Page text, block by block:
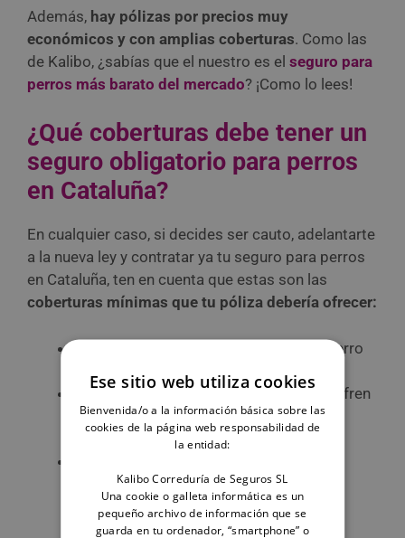
Además, hay pólizas por precios muy
económicos y con amplias coberturas. Como las
de Kalibo, ¿sabías que el nuestro es el seguro para
perros más barato del mercado? ¡Como lo lees!
¿Qué coberturas debe tener un
seguro obligatorio para perros
en Cataluña?
En cualquier caso, si decides ser cauto, adelantarte
a la nueva ley y contratar ya tu seguro para perros
en Cataluña, ten en cuenta que estas son las
coberturas mínimas que tu póliza debería ofrecer:
, por ejemplo, si tu perro
Daños materiales , esto es, si los que sufren
daños son los bienes o propiedades de
derivados de procesos judiciales, como
indemnizaciones.
Ese sitio web utiliza cookies
Bienvenida/o a la información básica sobre las
cookies de la página web responsabilidad de
la entidad:
Kalibo Correduría de Seguros SL
Una cookie o galleta informática es un
pequeño archivo de información que se
guarda en tu ordenador, “smartphone” o